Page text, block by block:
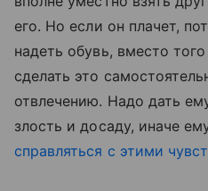
его. Но если он плачет,
надеть обувь, вместо
сделать это
отвлечению. Надо дать
злость и досаду, иначе
справляться с этими